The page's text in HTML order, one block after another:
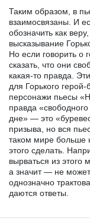
Таким образом, в
взаимосвязаны. И
обозначить как
высказывание
Но если говорить о
сказать, что они
какая-то правда.
для Горького
персонажи пьесы
правда
дне» — это
призыва, но вся
таком мире больше
этого сделать.
вырваться из этого
а значит — не может
однозначно
даются ответы.